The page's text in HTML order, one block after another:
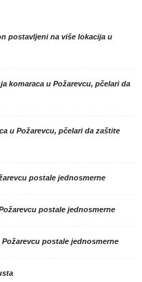
postavljeni na više lokacija u
komaraca u Požarevcu, pčelari da
u Požarevcu, pčelari da zaštite
postale jednosmerne
postale jednosmerne
postale jednosmerne